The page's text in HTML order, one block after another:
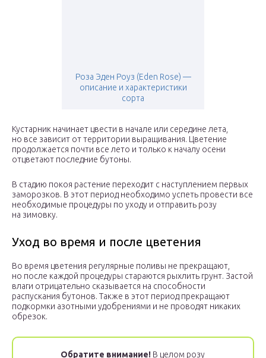
Роза Эден Роуз (Eden Rose) —
описание и характеристики
сорта
Кустарник начинает цвести в начале или середине лета,
но все зависит от территории выращивания. Цветение
продолжается почти все лето и только к началу осени
отцветают последние бутоны.
В стадию покоя растение переходит с наступлением первых
заморозков. В этот период необходимо успеть провести все
необходимые процедуры по уходу и отправить розу
на зимовку.
Уход во время и после цветения
Во время цветения регулярные поливы не прекращают,
но после каждой процедуры стараются рыхлить грунт. Застой
влаги отрицательно сказывается на способности
распускания бутонов. Также в этот период прекращают
подкормки азотными удобрениями и не проводят никаких
обрезок.
Обратите внимание! В целом розу